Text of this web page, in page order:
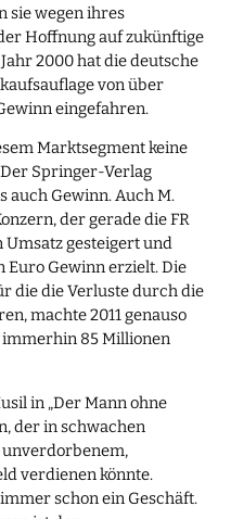
sie wegen ihres
Hoffnung auf zukünftige
2000 hat die deutsche
von über
eingefahren.
Marktsegment keine
Springer-Verlag
auch Gewinn. Auch M.
der gerade die FR
Umsatz gesteigert und
Euro Gewinn erzielt. Die
die die Verluste durch die
machte 2011 genauso
85 Millionen
in „Der Mann ohne
der in schwachen
unverdorbenem,
verdienen könnte.
schon ein Geschäft.